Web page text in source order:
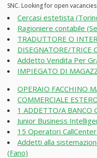
SNC. Looking for open
Cercasi estetista
Ragioniere contabile
TRADUTTORE O
DISEGNATORE/TRICE
Addetto Vendita Per
IMPIEGATO DI
OPERAIO FACCHINO
COMMERCIALE
1 ADDETTO/A BANCO
Junior Business
15 Operatori
Addetti alla
(Fano)